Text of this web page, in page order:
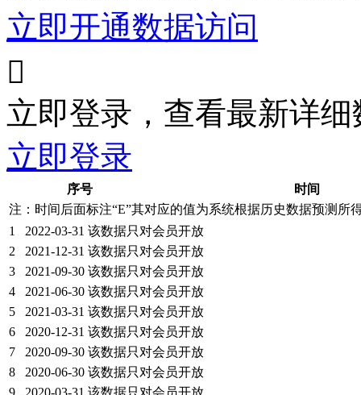
立即开通数据访问

立即登录，查看最新详细
立即登录
序号
时间
注：时间后面标注“E”其对应的值为系统根据历史数据预测所
1
2022-03-31 该数据只对会员开放
2
2021-12-31 该数据只对会员开放
3
2021-09-30 该数据只对会员开放
4
2021-06-30 该数据只对会员开放
5
2021-03-31 该数据只对会员开放
6
2020-12-31 该数据只对会员开放
7
2020-09-30 该数据只对会员开放
8
2020-06-30 该数据只对会员开放